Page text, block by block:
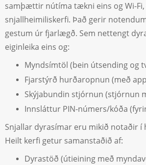
samþættir nútíma tækni eins og Wi-
snjallheimiliskerfi. Það gerir
gestum úr fjarlægð. Sem nettengt
eiginleika eins og:
Myndsímtöl (bein útsending og
Fjarstýrð hurðaropnun (með
Skýjabundin stjórnun (stjórnun
Innsláttur PIN-númers/kóða
Snjallar dyrasímar eru mikið notaðir
Heilt kerfi getur samanstaðið af:
Dyrastöð (útieining með